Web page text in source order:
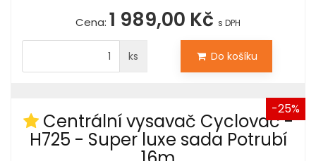
Cena: 1 989,00 Kč s DPH
ks Do košíku
-25%
Centrální vysavač Cyclovac -
H725 - Super luxe sada Potrubí